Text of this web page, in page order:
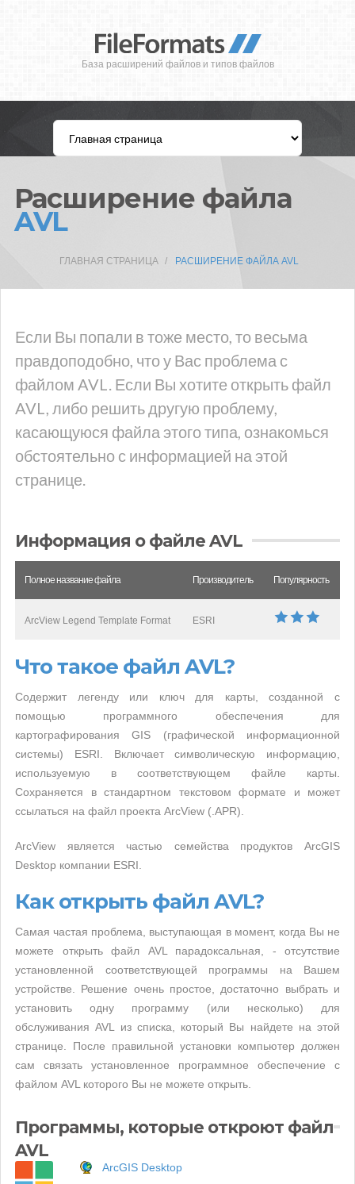
База расширений файлов и типов файлов
Расширение файла
AVL
ГЛАВНАЯ СТРАНИЦА РАСШИРЕНИЕ ФАЙЛА AVL
Если Вы попали в тоже место, то весьма
правдоподобно, что у Вас проблема с
файлом AVL. Если Вы хотите открыть файл
AVL, либо решить другую проблему,
касающуюся файла этого типа, ознакомься
обстоятельно с информацией на этой
странице.
Информация о файле AVL
Полное название файла Производитель Популярность
ArcView Legend Template Format ESRI
Что такое файл AVL?
Содержит легенду или ключ для карты, созданной с
помощью программного обеспечения для
картографирования GIS (графической информационной
системы) ESRI. Включает символическую информацию,
используемую в соответствующем файле карты.
Сохраняется в стандартном текстовом формате и может
ссылаться на файл проекта ArcView (.APR).
ArcView является частью семейства продуктов ArcGIS
Desktop компании ESRI.
Как открыть файл AVL?
Самая частая проблема, выступающая в момент, когда Вы не
можете открыть файл AVL парадоксальная, - отсутствие
установленной соответствующей программы на Вашем
устройстве. Решение очень простое, достаточно выбрать и
установить одну программу (или несколько) для
обслуживания AVL из списка, который Вы найдете на этой
странице. После правильной установки компьютер должен
сам связать установленное программное обеспечение с
файлом AVL которого Вы не можете открыть.
Программы, которые откроют файл
AVL
ArcGIS Desktop